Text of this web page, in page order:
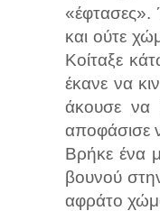
και ούτε
Κοίταξε
έκανε να
άκουσε να
αποφάσισε
Βρήκε ένα
βουνού
αφράτο